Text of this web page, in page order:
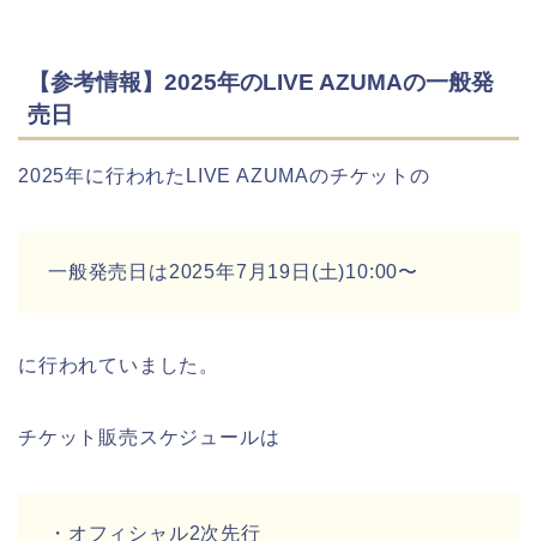
【参考情報】2025年のLIVE AZUMAの一般発
売日
2025年に行われたLIVE AZUMAのチケットの
一般発売日は2025年7月19日(土)10:00〜
に行われていました。
チケット販売スケジュールは
・オフィシャル2次先行